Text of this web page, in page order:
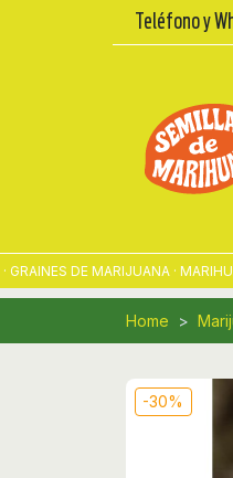
Teléfono y
DE MARIJUANA ·
Home
-30%